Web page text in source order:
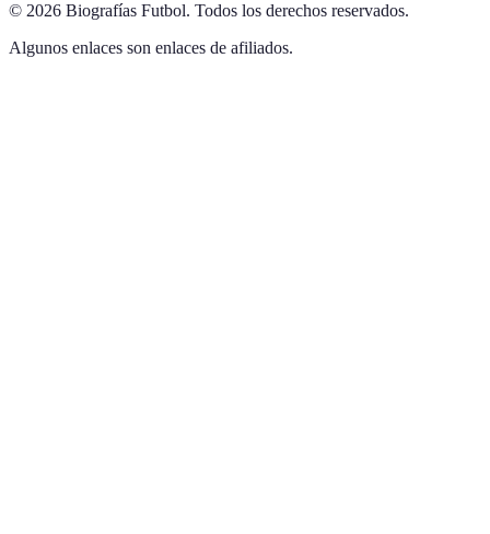
© 2026 Biografías Futbol. Todos los derechos reservados.
Algunos enlaces son enlaces de afiliados.